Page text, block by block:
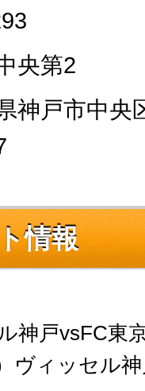
央第2
神戸市中央
情報
神戸vsFC東
ヴィッセル